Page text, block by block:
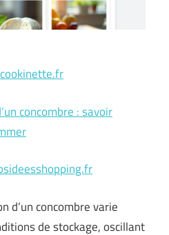
concombre : savoir
d’un concombre varie
de stockage, oscillant